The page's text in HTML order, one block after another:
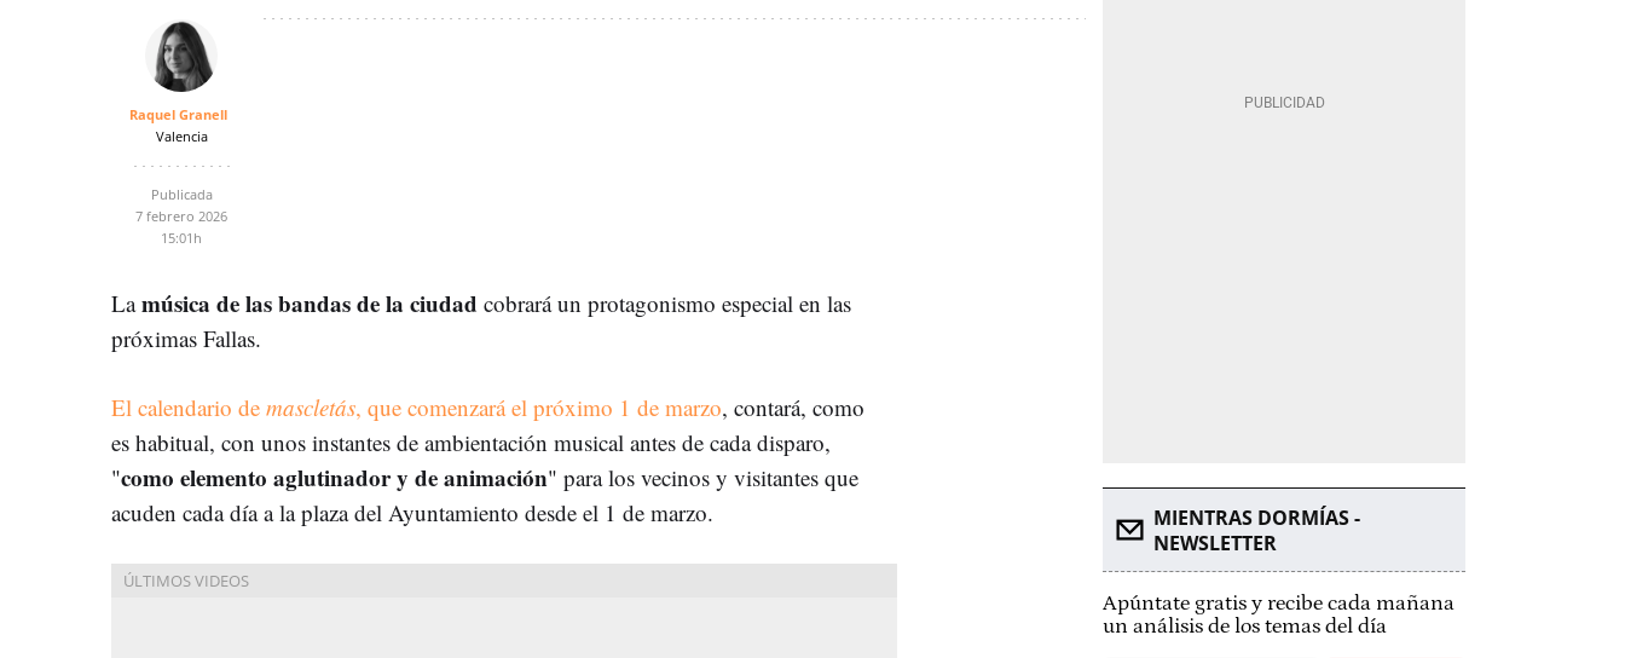
Raquel Granell
Valencia
Publicada
7 febrero 2026
15:01h
Lamúsica de las bandas de la ciudad cobrará un protagonismo especial en las
próximas Fallas.
El calendario de mascletás, que comenzará el próximo 1 de marzo, contará, como
es habitual, con unos instantes de ambientación musical antes de cada disparo,
"como elemento aglutinador y de animación" para los vecinos y visitantes que
acuden cada día a la plaza del Ayuntamiento desde el 1 de marzo.
MIENTRAS DORMÍAS -
NEWSLETTER
Apúntate gratis y recibe cada mañana
un análisis de los temas del día